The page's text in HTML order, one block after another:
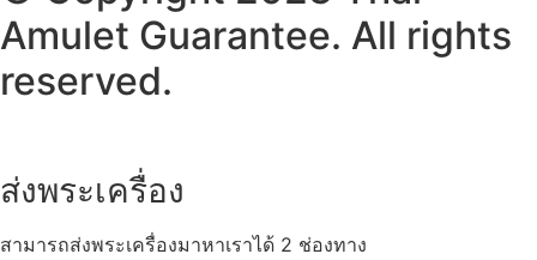
Amulet Guarantee. All rights
reserved.
ส่งพระเครื่อง
สามารถส่งพระเครื่องมาหาเราได้ 2 ช่องทาง